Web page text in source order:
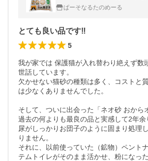
ぱーそなるたのめーる
とても良い品です‼️
5
我が家では 保護猫が入れ替わり絶えず数
世話しています。
欠かせない猫砂の種類は多く、コストと
は少なくありませんでした。
そして、ついに出会った「ネオ砂 おから
過去の何よりも最良の品と実感して2年余
尿がしっかりお団子のように固まり処理
りません。
それに、以前使っていた（鉱物）ペント
テムトイレがそのまま活かせ、粉になっ